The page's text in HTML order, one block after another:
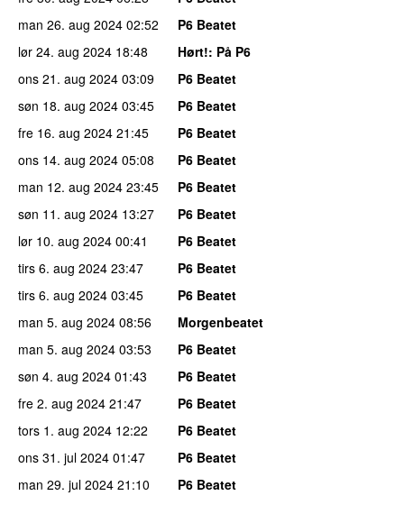
man 26. aug 2024 02:52
P6 Beatet
lør 24. aug 2024 18:48 Hørt!: På P6
ons 21. aug 2024 03:09
P6 Beatet
søn 18. aug 2024 03:45
P6 Beatet
fre 16. aug 2024 21:45
P6 Beatet
ons 14. aug 2024 05:08
P6 Beatet
man 12. aug 2024 23:45
P6 Beatet
søn 11. aug 2024 13:27
P6 Beatet
lør 10. aug 2024 00:41
P6 Beatet
tirs 6. aug 2024 23:47
P6 Beatet
tirs 6. aug 2024 03:45
P6 Beatet
man 5. aug 2024 08:56
Morgenbeatet
man 5. aug 2024 03:53
P6 Beatet
søn 4. aug 2024 01:43
P6 Beatet
fre 2. aug 2024 21:47
P6 Beatet
tors 1. aug 2024 12:22
P6 Beatet
ons 31. jul 2024 01:47
P6 Beatet
man 29. jul 2024 21:10
P6 Beatet